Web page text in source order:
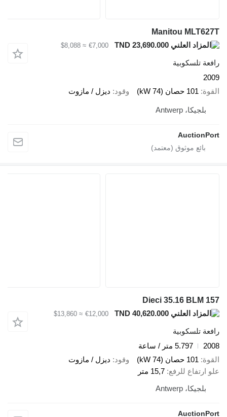
Manitou MLT627T
€7,000
≈ $8,088
رافعة تلسكوبية
2009
القوة 101 حصان (74 kW) وقود ديزل / مازوت
بلجيكا، Antwerp
AuctionPort
Dieci 35.16 BLM 157
€12,000
≈ $13,860
رافعة تلسكوبية
2008
5.797 متر / ساعة
القوة 101 حصان (74 kW) وقود ديزل / مازوت
علو ارتفاع للرفع 15,7 متر
بلجيكا، Antwerp
AuctionPort